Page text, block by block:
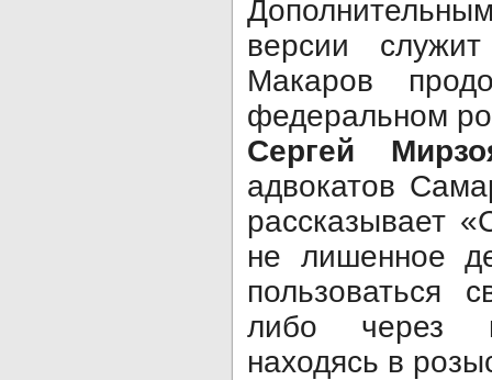
версии
Макаров
федеральном
Сергей
адвокатов
рассказывает
не лишенное
пользоваться
либо через
находясь в